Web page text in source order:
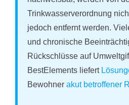
Trinkwasserverordnung
jedoch entfernt werden.
und chronische
Rückschlüsse auf
BestElements liefert
Bewohnerakut betroffener